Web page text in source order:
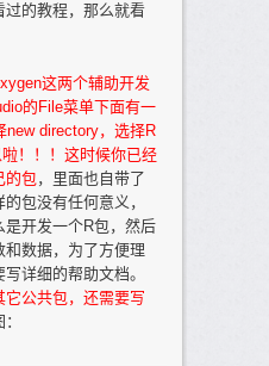
的教程，那么就看
这两个辅助开发
的File菜单下面有一
new directory，选择R
！！！这时候你已经
的包，里面也自带了
包没有任何意义，
是开发一个R包，然后
数据，为了方便理
详细的帮助文档。
公共包，还需要写